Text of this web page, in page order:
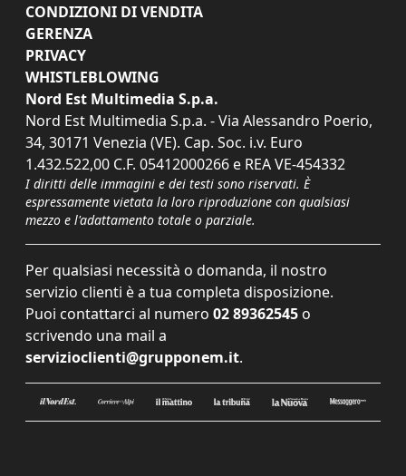
CONDIZIONI DI VENDITA
GERENZA
PRIVACY
WHISTLEBLOWING
Nord Est Multimedia S.p.a.
Nord Est Multimedia S.p.a. - Via Alessandro Poerio,
34, 30171 Venezia (VE). Cap. Soc. i.v. Euro
1.432.522,00 C.F. 05412000266 e REA VE-454332
I diritti delle immagini e dei testi sono riservati. È
espressamente vietata la loro riproduzione con qualsiasi
mezzo e l'adattamento totale o parziale.
Per qualsiasi necessità o domanda, il nostro
servizio clienti è a tua completa disposizione.
Puoi contattarci al numero 02 89362545 o
scrivendo una mail a
servizioclienti@grupponem.it.